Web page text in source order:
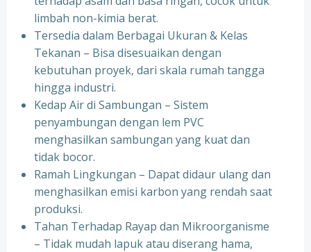
limbah non-kimia berat.
Tersedia dalam Berbagai Ukuran & Kelas
Tekanan – Bisa disesuaikan dengan
kebutuhan proyek, dari skala rumah tangga
hingga industri.
Kedap Air di Sambungan – Sistem
penyambungan dengan lem PVC
menghasilkan sambungan yang kuat dan
tidak bocor.
Ramah Lingkungan – Dapat didaur ulang dan
menghasilkan emisi karbon yang rendah saat
produksi.
Tahan Terhadap Rayap dan Mikroorganisme
– Tidak mudah lapuk atau diserang hama,